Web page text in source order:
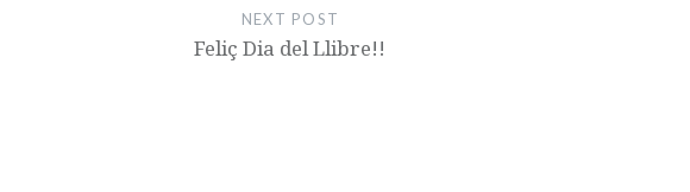
NEXT POST
Feliç Dia del Llibre!!